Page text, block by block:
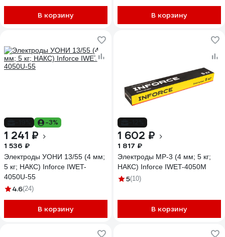
В корзину В корзину
-3%
1 241 ₽
1 536 ₽
Электроды УОНИ 13/55 (4 мм;
5 кг; НАКС) Inforce IWET-
4050U-55
4.6(24)
В корзину
1 602 ₽
1 817 ₽
Электроды МР-3 (4 мм; 5 кг;
НАКС) Inforce IWET-4050M
5(10)
В корзину